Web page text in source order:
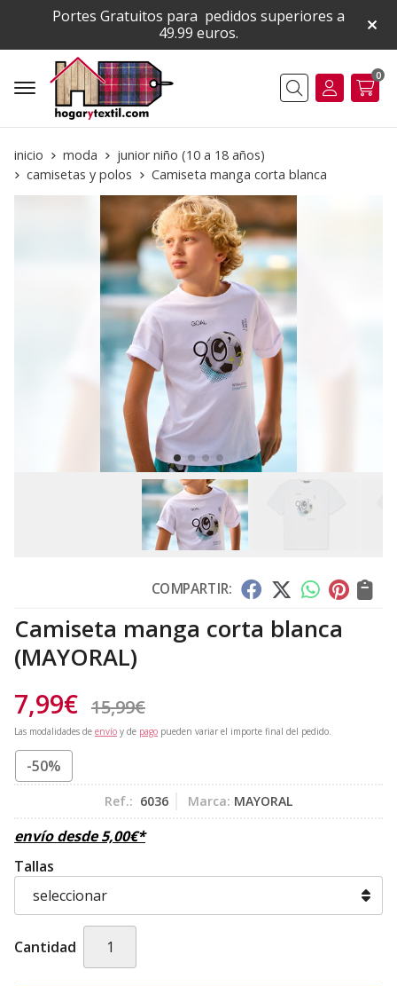
Portes Gratuitos para pedidos superiores a
49.99 euros.
Buscar
0
inicio moda
junior niño (10 a 18 años)
camisetas y polos
Camiseta manga corta blanca
COMPARTIR:
Camiseta manga corta blanca
(MAYORAL)
7,99€ 15,99€
Las modalidades de envío y de pago pueden variar el importe final del pedido.
-50%
Ref.: 6036 Marca: MAYORAL
envío desde5,00€*
Tallas
Cantidad